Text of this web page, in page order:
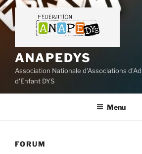
Aller
au
contenu
ANAPEDYS
Association Nationale d'Associations
d'Enfant DYS
Menu
FORUM